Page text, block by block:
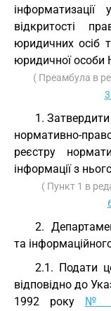
відкритості
юридичних осіб
юридичної
( Преамбула в
1.
нормативно-
реєстру
інформації з
( Пункт 1 в
2.
та
2.1. Подати
відповідно до
1992 року №